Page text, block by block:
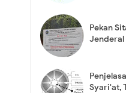
Pekan
Jenderal
Syari'at,